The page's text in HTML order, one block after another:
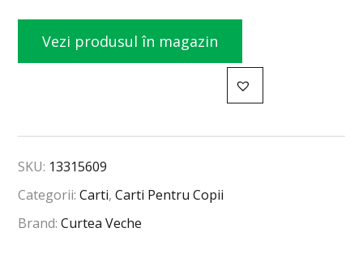
Vezi produsul în magazin
SKU: 13315609
Categorii:Carti,Carti Pentru Copii
Brand:Curtea Veche